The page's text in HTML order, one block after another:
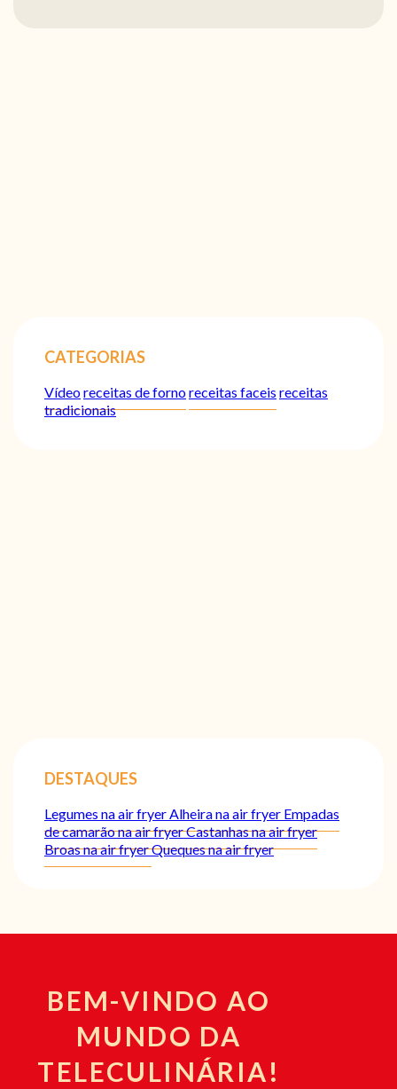
CATEGORIAS
Vídeoreceitas de fornoreceitas faceis receitas
tradicionais
DESTAQUES
Legumes na air fryerAlheira na air fryer Empadas
de camarão na air fryerCastanhas na air fryer
Broas na air fryerQueques na air fryer
BEM-VINDO AO
MUNDO DA
TELECULINÁRIA!